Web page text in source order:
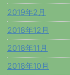
2019年2月
2018年12月
2018年11月
2018年10月